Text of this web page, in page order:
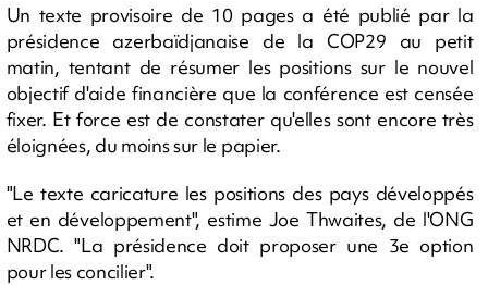
Un texte provisoire de 10 pages a été publié par la
présidence azerbaïdjanaise de la COP29 au petit
matin, tentant de résumer les positions sur le nouvel
objectif d'aide financière que la conférence est censée
fixer. Et force est de constater qu'elles sont encore très
éloignées, du moins sur le papier.
"Le texte caricature les positions des pays développés
et en développement", estime Joe Thwaites, de l'ONG
NRDC. "La présidence doit proposer une 3e option
pour les concilier".